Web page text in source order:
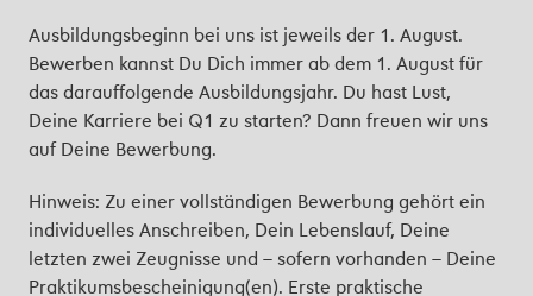
Ausbildungsbeginn bei uns ist jeweils der 1. August.
Bewerben kannst Du Dich immer ab dem 1. August für
das darauffolgende Ausbildungsjahr. Du hast Lust,
Deine Karriere bei Q1 zu starten? Dann freuen wir uns
auf Deine Bewerbung.
Hinweis: Zu einer vollständigen Bewerbung gehört ein
individuelles Anschreiben, Dein Lebenslauf, Deine
letzten zwei Zeugnisse und – sofern vorhanden – Deine
Praktikumsbescheinigung(en). Erste praktische